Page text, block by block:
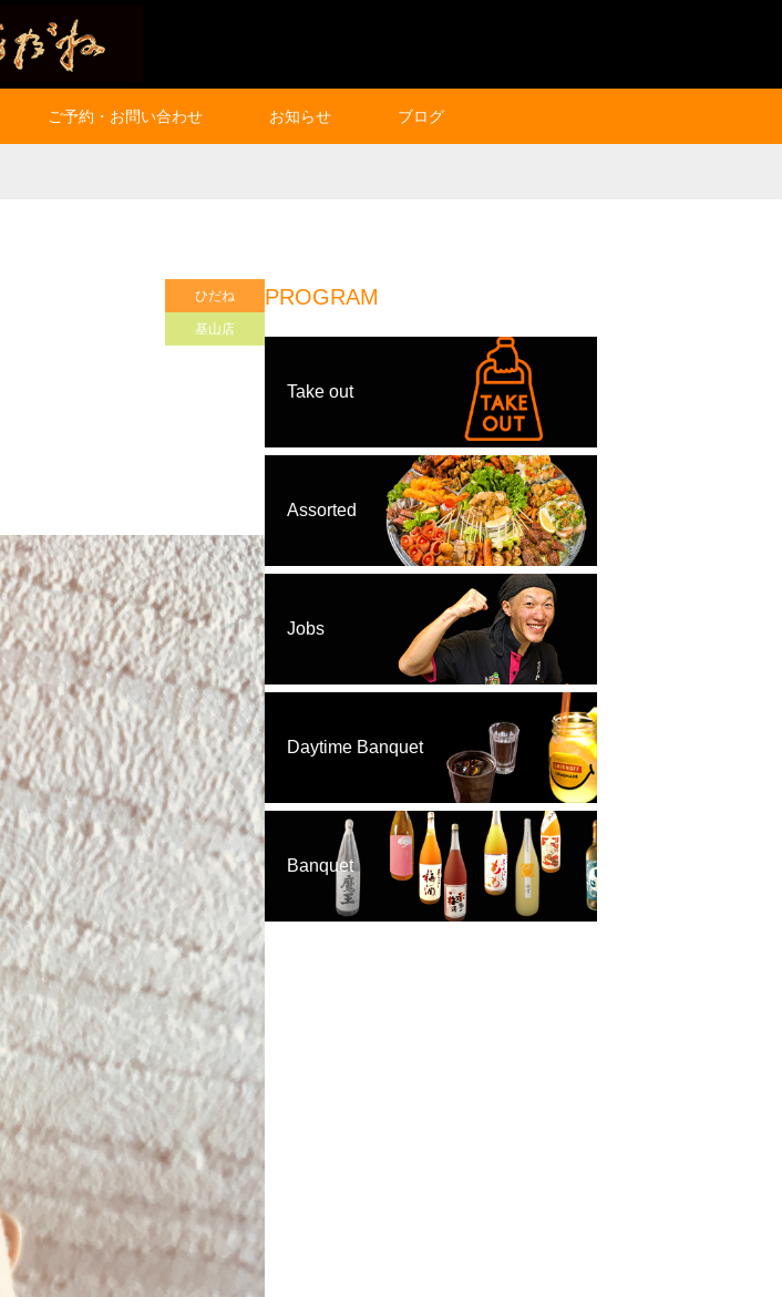
ご予約・お問い合わせ お知らせ ブログ
ひだね
基山店
PROGRAM
Take out
Assorted
Jobs
Daytime Banquet
Banquet